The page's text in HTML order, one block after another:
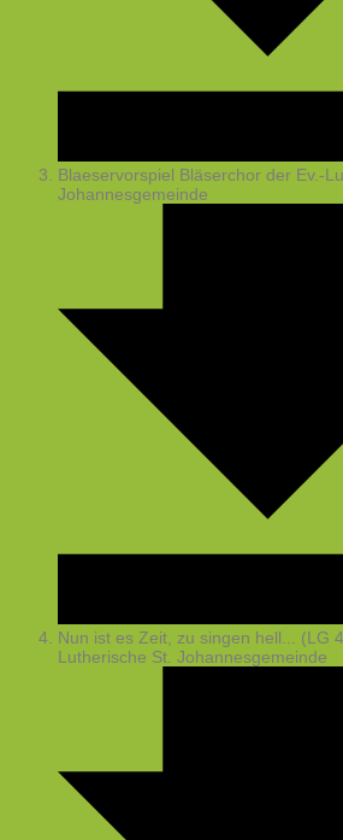
Blaeservorspiel Bläserchor der Ev.-
Johannesgemeinde
Nun ist es Zeit, zu singen hell... (LG
Lutherische St. Johannesgemeinde